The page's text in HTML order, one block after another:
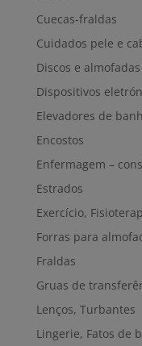
Cuecas-fraldas
Cuidados pele e
Discos e
Dispositivos
Elevadores de
Encostos
Enfermagem –
Estrados
Exercício,
Forras para
Fraldas
Gruas de
Lenços, Turbantes
Lingerie, Fatos de